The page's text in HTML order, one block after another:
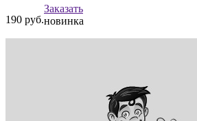
190 руб.
Заказать
новинка